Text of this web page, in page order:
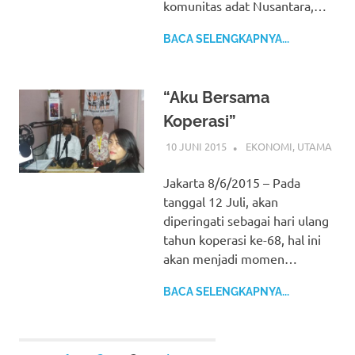
komunitas adat Nusantara,…
BACA SELENGKAPNYA...
“Aku Bersama
Koperasi”
10 JUNI 2015 EKONOMI, UTAMA
Jakarta 8/6/2015 – Pada
tanggal 12 Juli, akan
diperingati sebagai hari ulang
tahun koperasi ke-68, hal ini
akan menjadi momen…
BACA SELENGKAPNYA...